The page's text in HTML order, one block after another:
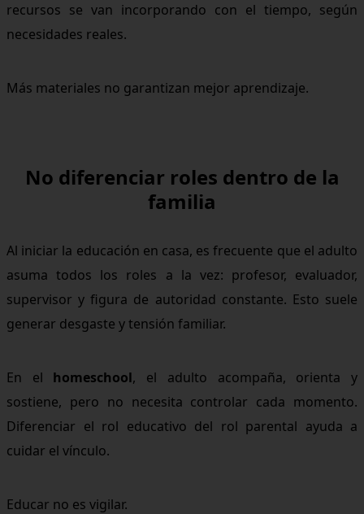
recursos se van incorporando con el tiempo, según
necesidades reales.
Más materiales no garantizan mejor aprendizaje.
No diferenciar roles dentro de la
familia
Al iniciar la educación en casa, es frecuente que el adulto
asuma todos los roles a la vez: profesor, evaluador,
supervisor y figura de autoridad constante. Esto suele
generar desgaste y tensión familiar.
En el homeschool, el adulto acompaña, orienta y
sostiene, pero no necesita controlar cada momento.
Diferenciar el rol educativo del rol parental ayuda a
cuidar el vínculo.
Educar no es vigilar.